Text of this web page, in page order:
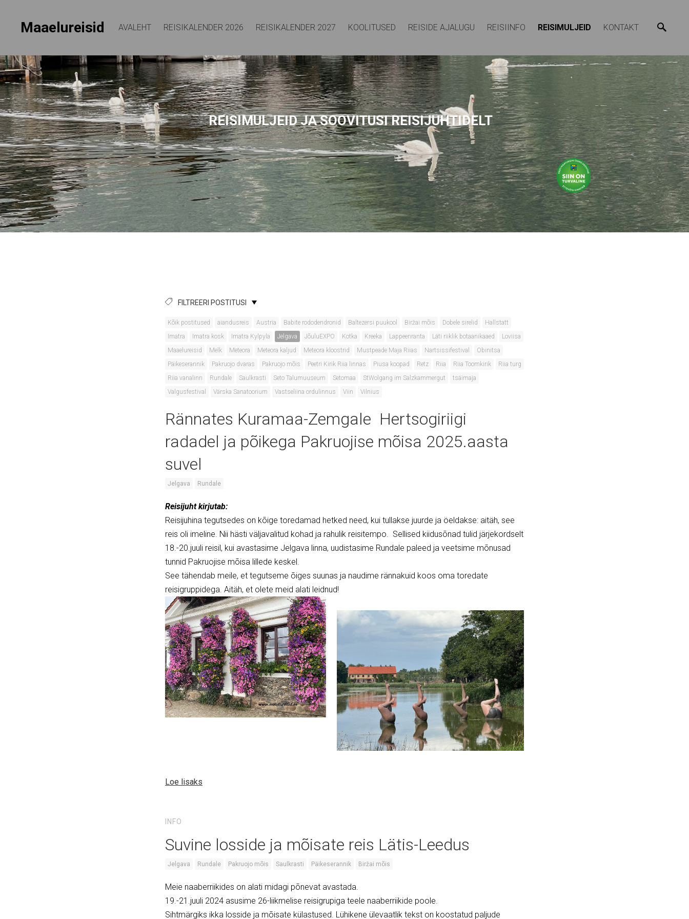
Maaelureisid AVALEHT REISIKALENDER 2026 REISIKALENDER 2027 KOOLITUSED REISIDE AJALUGU REISIINFO REISIMULJEID KONTAKT
REISIMULJEIDJA SOOVITUSI REISIJUHTIDELT
FILTREERI POSTITUSI
Kõik postitused aiandusreis Austria Babite rododendronid Baltezersi puukool Biržai mõis Dobele sirelid
Hallstatt
Imatra
Imatra kosk Imatra Kylpyla Jelgava JõuluEXPO Kotka Kreeka Lappeenranta Läti riiklik botaanikaaed
Loviisa
Maaelureisid
Melk Meteora Meteora kaljud Meteora kloostrid Mustpeade Maja Riias Nartsissifestival
Obinitsa
Päikeserannik
Pakruojo dvaras Pakruojo mõis Peetri Kirik Riia linnas Piusa koopad Retz Riia Riia Toomkirik
Riia turg
Riia vanalinn
Rundale Saulkrasti Seto Talumuuseum Setomaa StWolgang im Salzkammergut
tsäimaja
Valgusfestival
Värska Sanatoorium Vastseliina ordulinnus Viin Vilnius
Rännates Kuramaa-Zemgale Hertsogiriigi
radadel ja põikega Pakruojise mõisa 2025.aasta
suvel
Jelgava Rundale
Reisijuht kirjutab:
Reisijuhina tegutsedes on kõige toredamad hetked need, kui tullakse juurde ja öeldakse: aitäh, see
reis oli imeline. Nii hästi väljavalitud kohad ja rahulik reisitempo. Sellised kiidusõnad tulid järjekordselt
18.-20.juuli reisil, kui avastasime Jelgava linna, uudistasime Rundale paleed ja veetsime mõnusad
tunnid Pakruojise mõisa lillede keskel.
See tähendab meile, et tegutseme õiges suunas ja naudime rännakuid koos oma toredate
reisigruppidega. Aitäh, et olete meid alati leidnud!
Loe lisaks
INFO
Suvine losside ja mõisate reis Lätis-Leedus
Jelgava Rundale Pakruojo mõis Saulkrasti Päikeserannik Biržai mõis
Meie naaberriikides on alati midagi põnevat avastada.
19.-21.juuli 2024 asusime 26-liikmelise reisigrupiga teele naaberriikide poole.
Sihtmärgiks ikka losside ja mõisate külastused. Lühikene ülevaatlik tekst on koostatud paljude